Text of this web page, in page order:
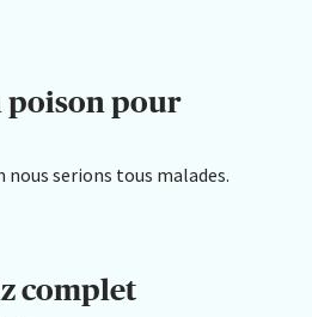
poison pour
nous serions tous malades.
complet